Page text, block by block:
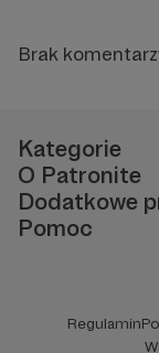
Brak
Kategorie
O Patronite
Dodatkowe
Pomoc
Regulamin